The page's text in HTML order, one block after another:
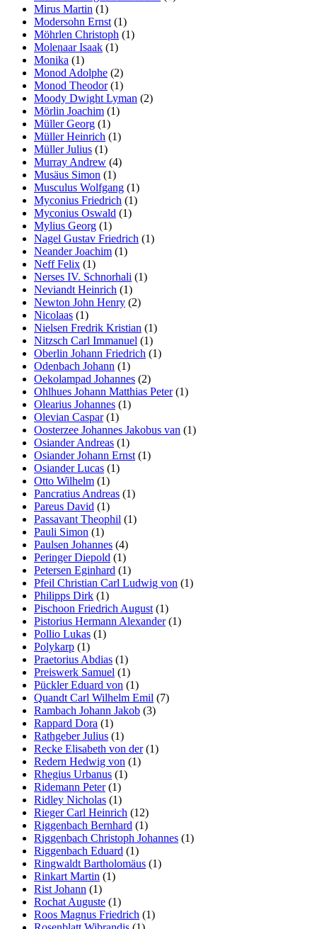
Mirus Martin (1)
Modersohn Ernst (1)
Möhrlen Christoph (1)
Molenaar Isaak (1)
Monika (1)
Monod Adolphe (2)
Monod Theodor(1)
Moody Dwight Lyman (2)
Mörlin Joachim (1)
Müller Georg (1)
Müller Heinrich (1)
Müller Julius (1)
Murray Andrew (4)
Musäus Simon (1)
Musculus Wolfgang (1)
Myconius Friedrich (1)
Myconius Oswald (1)
Mylius Georg (1)
Nagel Gustav Friedrich (1)
Neander Joachim (1)
Neff Felix (1)
Nerses IV. Schnorhali (1)
Neviandt Heinrich (1)
Newton John Henry (2)
Nicolaas (1)
Nielsen Fredrik Kristian (1)
Nitzsch Carl Immanuel (1)
Oberlin Johann Friedrich (1)
Odenbach Johann (1)
Oekolampad Johannes (2)
Ohlhues Johann Matthias Peter(1)
Olearius Johannes (1)
Olevian Caspar(1)
Oosterzee Johannes Jakobus van (1)
Osiander Andreas (1)
Osiander Johann Ernst (1)
Osiander Lucas (1)
Otto Wilhelm (1)
Pancratius Andreas (1)
Pareus David (1)
Passavant Theophil (1)
Pauli Simon (1)
Paulsen Johannes (4)
Peringer Diepold (1)
Petersen Eginhard (1)
Pfeil Christian Carl Ludwig von (1)
Philipps Dirk (1)
Pischoon Friedrich August (1)
Pistorius Hermann Alexander(1)
Pollio Lukas (1)
Polykarp (1)
Praetorius Abdias (1)
Preiswerk Samuel (1)
Pückler Eduard von (1)
Quandt Carl Wilhelm Emil (7)
Rambach Johann Jakob (3)
Rappard Dora (1)
Rathgeber Julius (1)
Recke Elisabeth von der(1)
Redern Hedwig von (1)
Rhegius Urbanus (1)
Ridemann Peter(1)
Ridley Nicholas (1)
Rieger Carl Heinrich (12)
Riggenbach Bernhard (1)
Riggenbach Christoph Johannes (1)
Riggenbach Eduard (1)
Ringwaldt Bartholomäus (1)
Rinkart Martin (1)
Rist Johann (1)
Rochat Auguste (1)
Roos Magnus Friedrich (1)